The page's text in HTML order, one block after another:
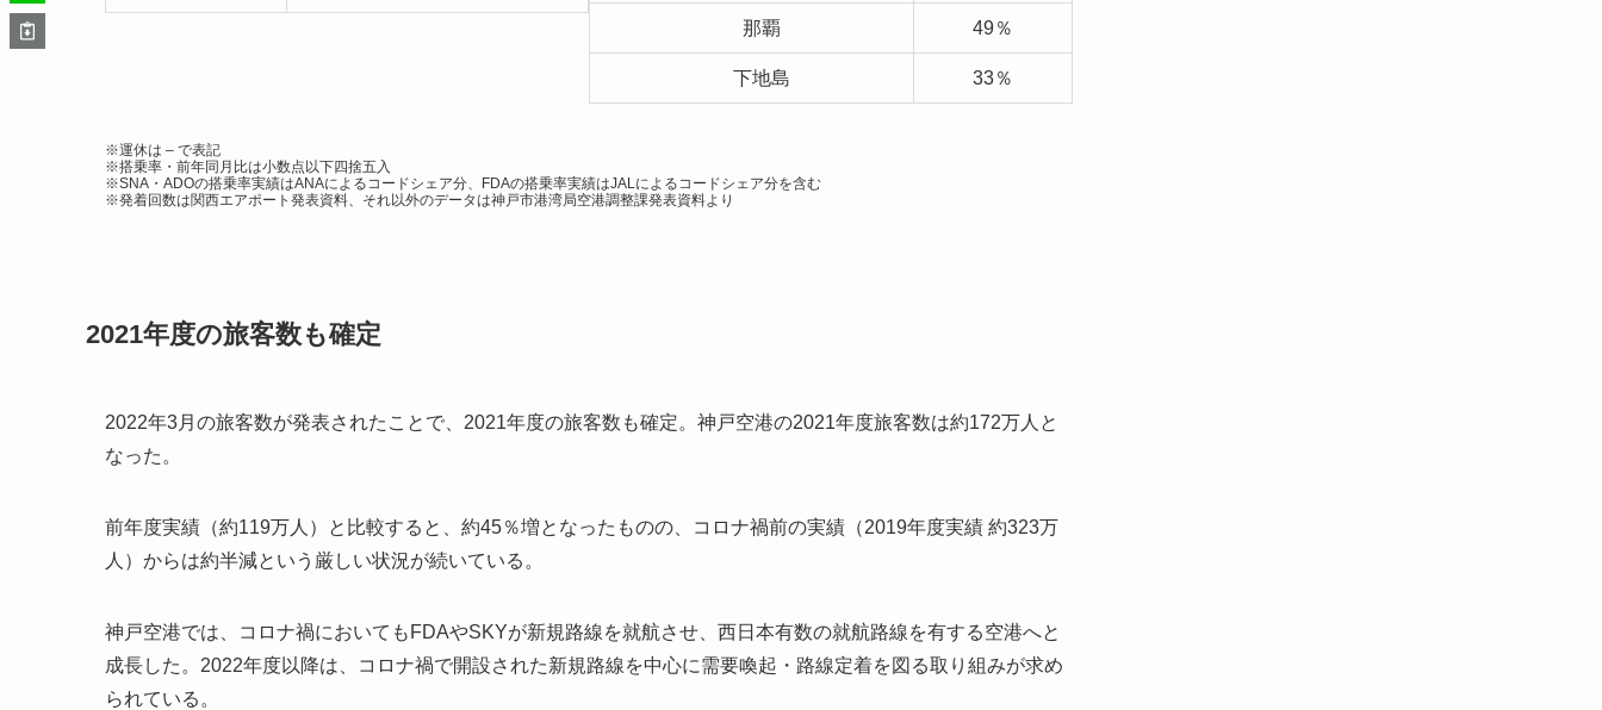
那覇 49％
下地島 33％
※運休は – で表記
※搭乗率・前年同月比は小数点以下四捨五入
※SNA・ADOの搭乗率実績はANAによるコードシェア分、FDAの搭乗率実績はJALによるコードシェア分を含む
※発着回数は関西エアポート発表資料、それ以外のデータは神戸市港湾局空港調整課発表資料より
2021年度の旅客数も確定
2022年3月の旅客数が発表されたことで、2021年度の旅客数も確定。神戸空港の2021年度旅客数は約172万人と
なった。
前年度実績（約119万人）と比較すると、約45％増となったものの、コロナ禍前の実績（2019年度実績 約323万
人）からは約半減という厳しい状況が続いている。
神戸空港では、コロナ禍においてもFDAやSKYが新規路線を就航させ、西日本有数の就航路線を有する空港へと
成長した。2022年度以降は、コロナ禍で開設された新規路線を中心に需要喚起・路線定着を図る取り組みが求め
られている。